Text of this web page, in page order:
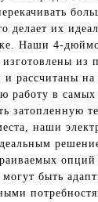
делает их
Наши 4-
из
рассчитаны на
работу в
затопленную
наши
быть